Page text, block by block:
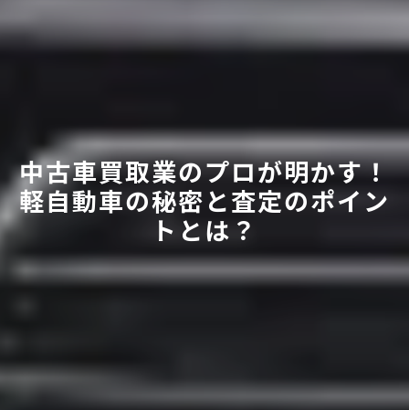
中古車買取業のプロが明かす！
軽自動車の秘密と査定のポイン
トとは？